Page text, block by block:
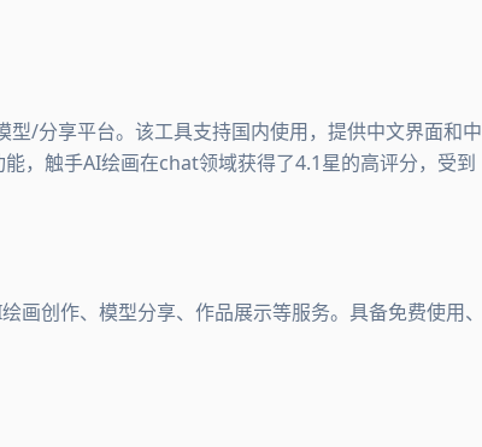
/分享平台。该工具支持国内使用，提供中文界面和中
，触手AI绘画在chat领域获得了4.1星的高评分，受到
创作、模型分享、作品展示等服务。具备免费使用、